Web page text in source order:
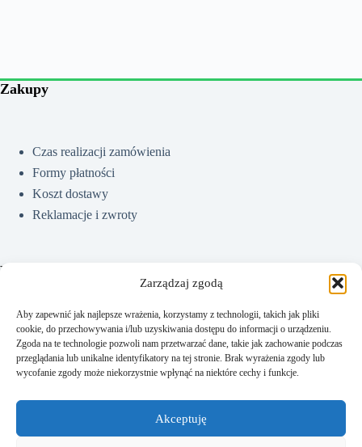
Zarządzaj zgodą
Aby zapewnić jak najlepsze wrażenia, korzystamy z technologii, takich jak pliki
cookie, do przechowywania i/lub uzyskiwania dostępu do informacji o urządzeniu.
Zgoda na te technologie pozwoli nam przetwarzać dane, takie jak zachowanie podczas
przeglądania lub unikalne identyfikatory na tej stronie. Brak wyrażenia zgody lub
wycofanie zgody może niekorzystnie wpłynąć na niektóre cechy i funkcje.
Akceptuję
Zakupy
Czas realizacji zamówienia
Formy płatności
Koszt dostawy
Reklamacje i zwroty
Pomoc
Jak kupować?
Częste pytania
Polityka prywatności